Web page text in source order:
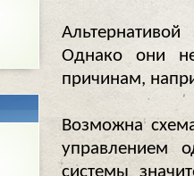
Однако они
причинам,
Возможна
управлением
системы